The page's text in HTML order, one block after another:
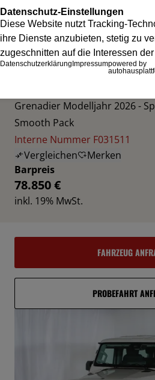
Grenadier Modelljahr 2026 -
Smooth Pack
Interne Nummer F031511
Vergleichen
Merken
Barpreis
78.850 €
inkl. 19% MwSt.
FAHRZEUG
PROBEFAHRT